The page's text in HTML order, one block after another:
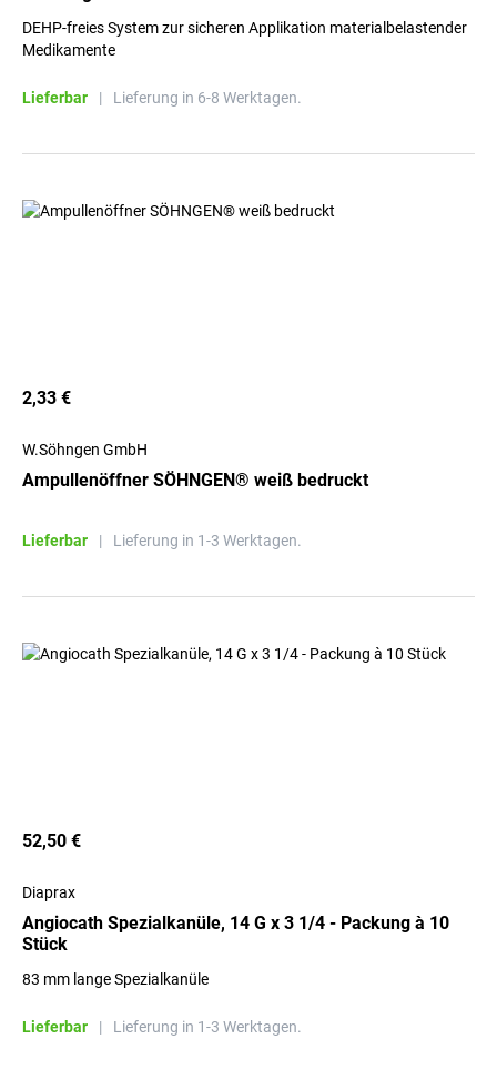
DEHP-freies System zur sicheren Applikation materialbelastender
Medikamente
Lieferbar | Lieferung in 6-8 Werktagen.
2,33 €
W.Söhngen GmbH
Ampullenöffner SÖHNGEN® weiß bedruckt
Lieferbar | Lieferung in 1-3 Werktagen.
52,50 €
Diaprax
Angiocath Spezialkanüle, 14 G x 3 1/4 - Packung à 10
Stück
83 mm lange Spezialkanüle
Lieferbar | Lieferung in 1-3 Werktagen.